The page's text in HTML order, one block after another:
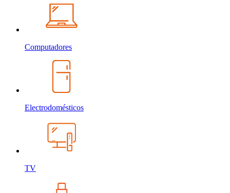
Computadores
Electrodomésticos
TV